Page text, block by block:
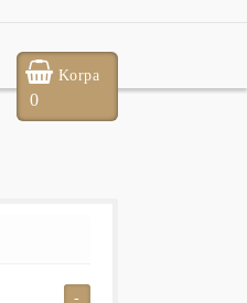
Korpa
0